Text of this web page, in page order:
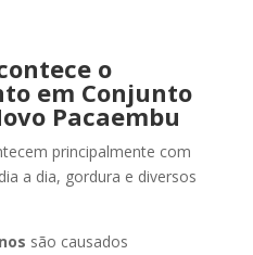
o
em Conjunto
Pacaembu
principalmente com
a dia, gordura e diversos
são causados